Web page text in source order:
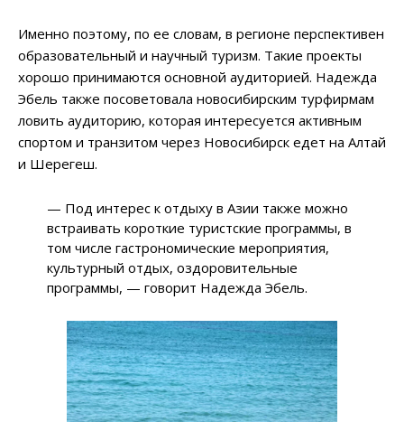
Именно поэтому, по ее словам, в регионе перспективен
образовательный и научный туризм. Такие проекты
хорошо принимаются основной аудиторией. Надежда
Эбель также посоветовала новосибирским турфирмам
ловить аудиторию, которая интересуется активным
спортом и транзитом через Новосибирск едет на Алтай
и Шерегеш.
— Под интерес к отдыху в Азии также можно
встраивать короткие туристские программы, в
том числе гастрономические мероприятия,
культурный отдых, оздоровительные
программы, — говорит Надежда Эбель.